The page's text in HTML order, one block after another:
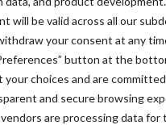
will be valid across all our
your consent at any
button at the
your choices and are
and secure browsing
are processing data for
520Nm 545Nm